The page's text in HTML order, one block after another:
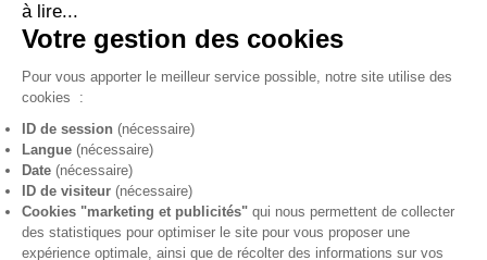
Mercredi: 10h00-12h30 14h00- 19h00
Jeudi: 10h00-12h30 14h00-19h00
Vendredi: 10h00-12h30 14h00-19h00
Samedi: 10h00-13h00 14h00-19h00
S'inscrire
à lire...
Votre gestion des cookies
Pour vous apporter le meilleur service possible, notre site utilise des
cookies
:
ID de session (nécessaire)
Langue (nécessaire)
Date (nécessaire)
ID de visiteur (nécessaire)
Cookies "marketing et publicités" qui nous permettent de collecter
des statistiques pour optimiser le site pour vous proposer une
expérience optimale, ainsi que de récolter des informations sur vos